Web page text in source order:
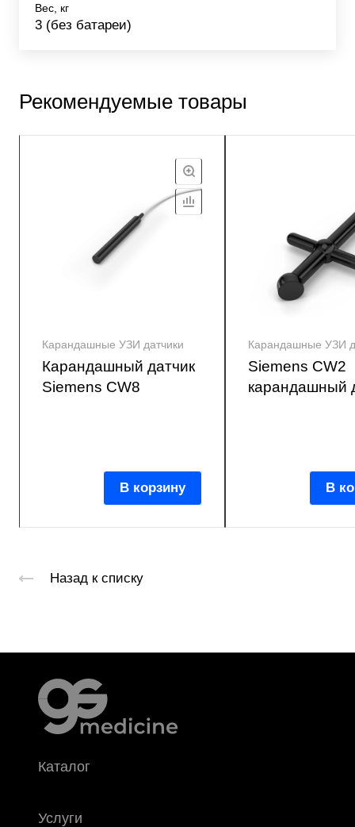
Вес, кг
3 (без батареи)
Рекомендуемые товары
Карандашные УЗИ датчики
Карандашный датчик
Siemens CW8
В корзину
Карандашные УЗИ
Siemens CW2
карандашный
В
Назад к списку
Каталог
Услуги